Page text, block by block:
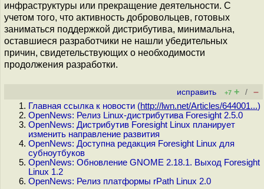
инфраструктуры или прекращение деятельности. С
учетом того, что активность добровольцев, готовых
заниматься поддержкой дистрибутива, минимальна,
оставшиеся разработчики не нашли убедительных
причин, свидетельствующих о необходимости
продолжения разработки.
исправить +7 + / –
Главная ссылка к новости (http://lwn.net/Articles/644001...)
OpenNews: Релиз Linux-дистрибутива Foresight 2.5.0
OpenNews: Дистрибутив Foresight Linux планирует
изменить направление развития
OpenNews: Доступна редакция Foresight Linux для
субноутбуков
OpenNews: Обновление GNOME 2.18.1. Выход Foresight
Linux 1.2
OpenNews: Релиз платформы rPath Linux 2.0